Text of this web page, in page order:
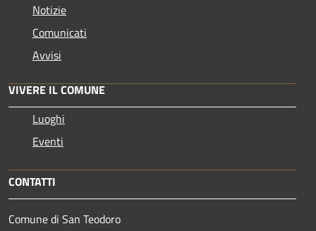
Notizie
Comunicati
Avvisi
VIVERE IL COMUNE
Luoghi
Eventi
CONTATTI
Comune di San Teodoro